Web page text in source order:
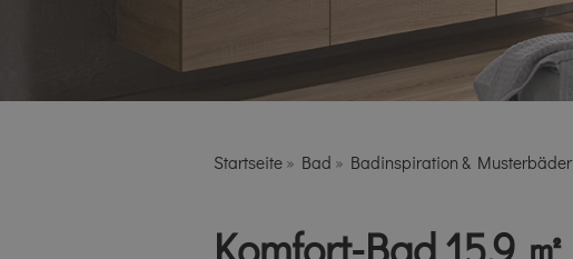
Startseite » Bad » Badinspiration & Musterbäder
Komfort-Bad 15,9 ㎡